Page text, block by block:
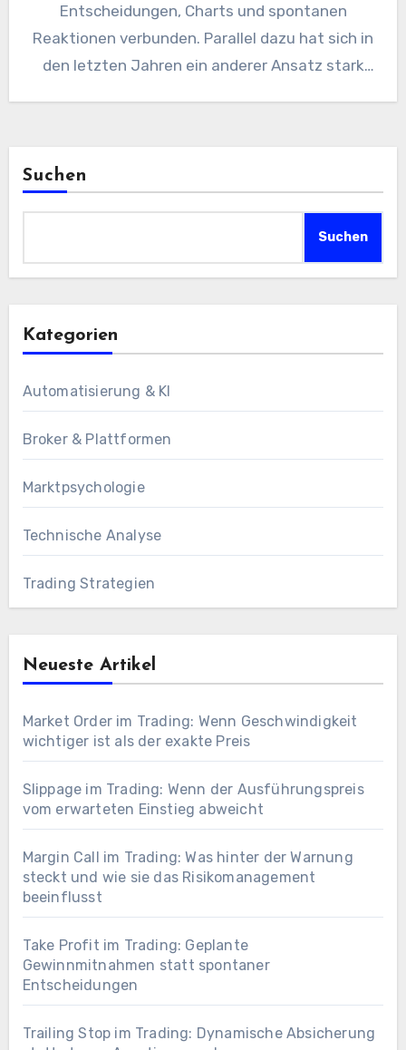
Entscheidungen, Charts und spontanen
Reaktionen verbunden. Parallel dazu hat sich in
den letzten Jahren ein anderer Ansatz stark
Suchen
Suchen
Kategorien
Automatisierung & KI
Broker & Plattformen
Marktpsychologie
Technische Analyse
Trading Strategien
Neueste Artikel
Market Order im Trading: Wenn Geschwindigkeit
wichtiger ist als der exakte Preis
Slippage im Trading: Wenn der Ausführungspreis
vom erwarteten Einstieg abweicht
Margin Call im Trading: Was hinter der Warnung
steckt und wie sie das Risikomanagement
beeinflusst
Take Profit im Trading: Geplante
Gewinnmitnahmen statt spontaner
Entscheidungen
Trailing Stop im Trading: Dynamische Absicherung